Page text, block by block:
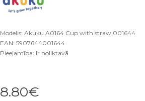
Modelis: Akuku A0164 Cup with straw 001644
EAN: 5907644001644
Pieejamība: Ir noliktavā
8.80€